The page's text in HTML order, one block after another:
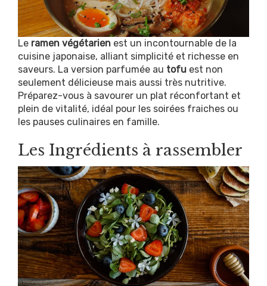
Le ramen végétarien est un incontournable de la
cuisine japonaise, alliant simplicité et richesse en
saveurs. La version parfumée au tofu est non
seulement délicieuse mais aussi très nutritive.
Préparez-vous à savourer un plat réconfortant et
plein de vitalité, idéal pour les soirées fraiches ou
les pauses culinaires en famille.
Les Ingrédients à rassembler